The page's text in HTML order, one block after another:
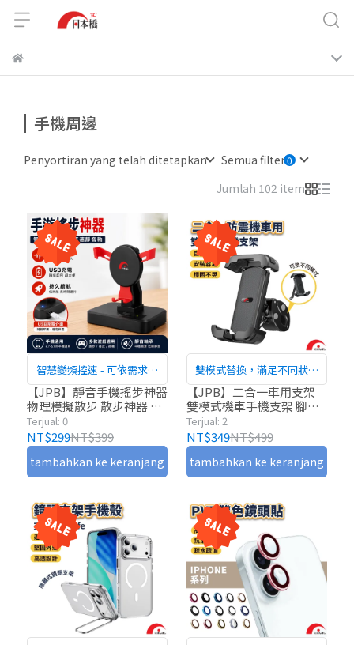
手機周邊
Penyortiran yang telah ditetapkan
Semua filter
Jumlah 102 item
智慧變頻控速 - 可依需求調
整搖擺速度，模擬自然步行
節奏，操作簡單
【JPB】靜音手機搖步神器
物理模擬散步 散步神器 寶
可夢搖步器 皮克敏搖步神
器
Terjual: 0
NT$299NT$399
tambahkan ke keranjang
雙模式替換，滿足不同狀況
需求
【JPB】二合一車用支架
雙模式機車手機支架 腳踏
車支架 防震機車支架 機車
支架 手機支架 車用支架 支
架
Terjual: 2
NT$349NT$499
tambahkan ke keranjang